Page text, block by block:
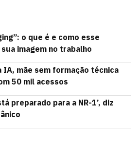
o que é e como esse
imagem no trabalho
IA, mãe sem formação técnica
50 mil acessos
preparado para a NR-1’, diz